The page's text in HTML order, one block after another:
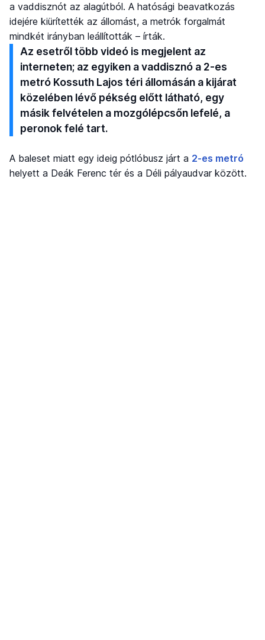
a vaddisznót az alagútból. A hatósági beavatkozás
idejére kiürítették az állomást, a metrók forgalmát
mindkét irányban leállították – írták.
Az esetről több videó is megjelent az
interneten; az egyiken a vaddisznó a 2-es
metró Kossuth Lajos téri állomásán a kijárat
közelében lévő pékség előtt látható, egy
másik felvételen a mozgólépcsőn lefelé, a
peronok felé tart.
A baleset miatt egy ideig pótlóbusz járt a 2-es metró
helyett a Deák Ferenc tér és a Déli pályaudvar között.